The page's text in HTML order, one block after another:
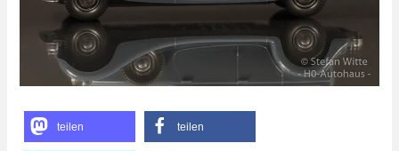
teilen teilen